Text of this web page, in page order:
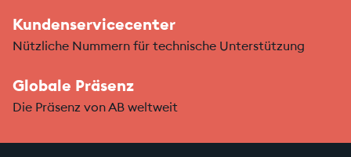
Kundenservicecenter
Nützliche Nummern für technische Unterstützung
Globale Präsenz
Die Präsenz von AB weltweit